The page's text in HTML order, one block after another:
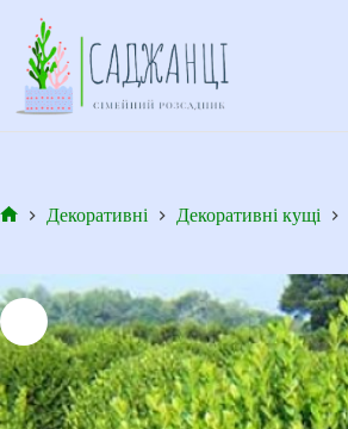
вмісту
Декоративні Декоративні кущі